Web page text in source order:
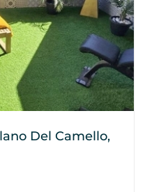
Del Camello,